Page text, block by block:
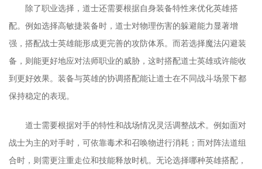
除了职业选择，道士还需要根据自身装备特性来优化英雄搭
配。例如选择高敏捷装备时，道士对物理伤害的躲避能力显著增
强，搭配战士英雄能形成更完善的攻防体系。而若选择魔法闪避装
备，则能更好地应对法师职业的威胁，这时搭配道士英雄或许能收
到更好效果。装备与英雄的协调搭配能让道士在不同战斗场景下都
保持稳定的表现。
道士需要根据对手的特性和战场情况灵活调整战术。例如面对
战士为主的对手时，可依靠毒术和召唤物进行消耗；而对阵法道组
合时，则需更注重走位和技能释放时机。无论选择哪种英雄搭配，